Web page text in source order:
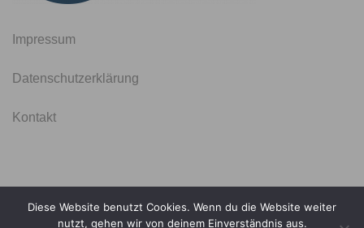
Impressum
Datenschutzerklärung
Kontakt
© 2026 Gesundheitszentrum Breitscheid. Stolz präsentiert
Diese Website benutzt Cookies. Wenn du die Website weiter
nutzt, gehen wir von deinem Einverständnis aus.